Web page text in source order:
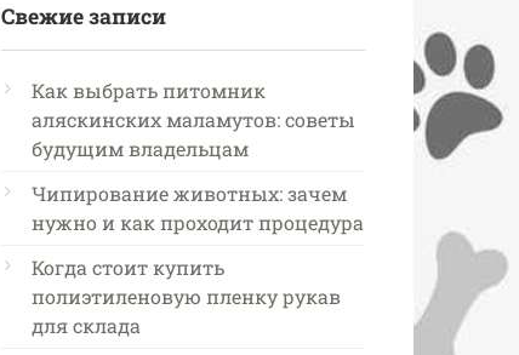
Свежие записи
Как выбрать питомник
аляскинских маламутов: советы
будущим владельцам
Чипирование животных: зачем
нужно и как проходит процедура
Когда стоит купить
полиэтиленовую пленку рукав
для склада